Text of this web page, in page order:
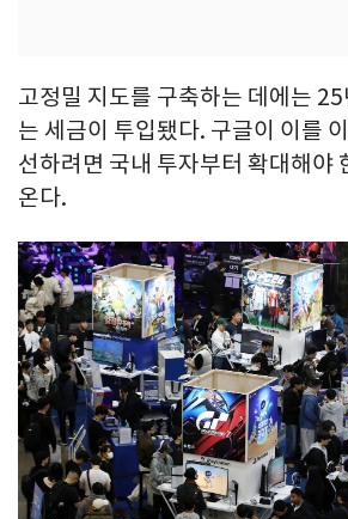
고정밀 지도를 구축하는 데에는
는 세금이 투입됐다. 구글이 이를
선하려면 국내 투자부터 확대해야
온다.